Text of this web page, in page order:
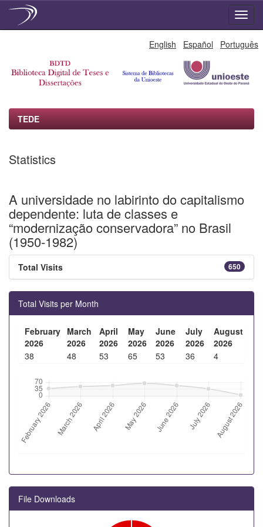
English Español Português
TEDE
Statistics
A universidade no labirinto do capitalismo
dependente: luta de classes e
“modernização conservadora” no Brasil
(1950-1982)
650
Total Visits
Total Visits per Month
February
2026
March
2026
April
2026
May
2026
June
2026
July
2026
August
2026
38
48 53 65 53 36 4
File Downloads